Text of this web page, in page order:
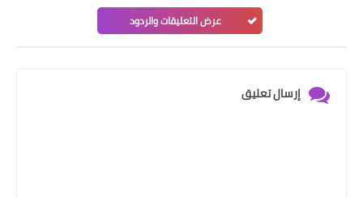
عرض التعليقات والردود
إرسال تعليق